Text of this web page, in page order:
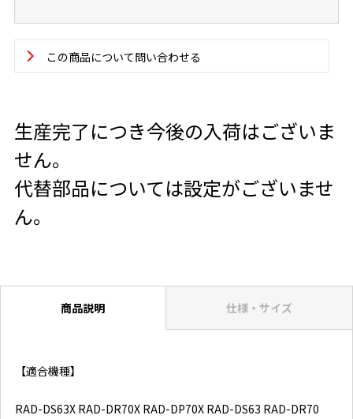
この商品について問い合わせる
生産完了につき今後の入荷はございま
せん。
代替部品については設定がございませ
ん。
商品説明 仕様・サイズ
【適合機種】
RAD-DS63X RAD-DR70X RAD-DP70X RAD-DS63 RAD-DR70